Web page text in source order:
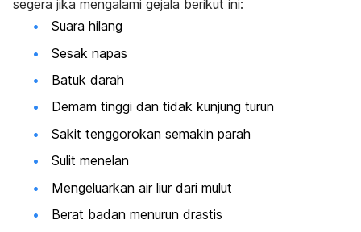
segera jika mengalami gejala berikut ini:
Suara hilang
Sesak napas
Batuk darah
Demam tinggi dan tidak kunjung turun
Sakit tenggorokan semakin parah
Sulit menelan
Mengeluarkan air liur dari mulut
Berat badan menurun drastis